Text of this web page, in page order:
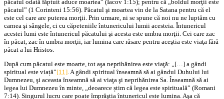
păcatul odată făptuit aduce moartea” (Iacov 1:15); pentru că „boldul morţii este
păcatul” (1 Corinteni 15:56). Păcatul şi moartea vin de la Satana pentru că el
este cel care are puterea morţii. Prin urmare, ni se spune că noi nu ne luptăm cu
carnea şi sângele, ci cu căpeteniile întunericului lumii acesteia. Întunericul
acestei lumi este întunericul păcatului şi acesta este umbra morţii. Cei care zac
în păcat, zac în umbra morţii, iar lumina care răsare pentru aceştia este viaţa fără
păcat a lui Hristos.
După cum păcatul este moarte, tot aşa neprihănirea este viaţă: „[…] a gândi
spiritual este viață”[11]. A gândi spiritual înseamnă să ai gândul Duhului lui
Dumnezeu, şi aceasta înseamnă să ai viaţa şi neprihănirea Sa. Înseamnă să ai
legea lui Dumnezeu în minte, „deoarece știm că legea este spirituală” (Romani
7:14). Singurul lucru care poate împrăştia întunericul este lumina. Aşa că